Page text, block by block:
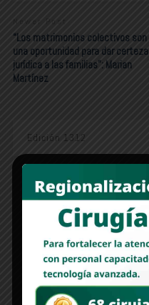
Newer Post
“Los matrimonios colectivos son
una oportunidad para dar certeza
jurídica a las familias”: Marian
Martínez
Edición 1312